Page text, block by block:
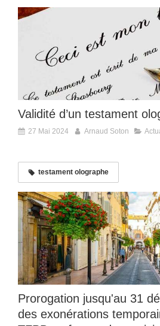
Validité d’un testament
27 Mai 2024 Arnaud Soton
testament olographe
Prorogation jusqu'au 31
des exonérations